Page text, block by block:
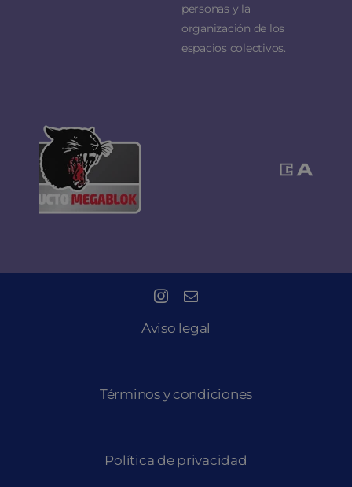
personas y la
organización de los
espacios colectivos.
Aviso legal
Términos y condiciones
Política de privacidad